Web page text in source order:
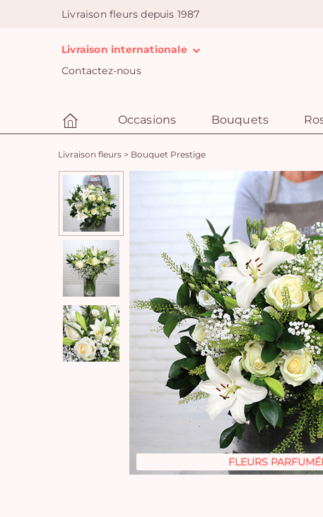
Livraison fleurs depuis 1987
Livraison internationale
Contactez-nous
Occasions Bouquets
Livraison fleurs > Bouquet Prestige
FLEURS